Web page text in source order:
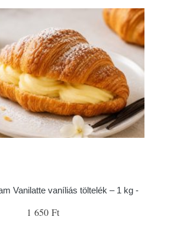
Vanilatte vaníliás töltelék – 1 kg -
1 650 Ft